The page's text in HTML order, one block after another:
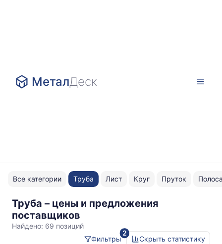
МеталДеск
Все категории Труба Лист Круг Пруток
Труба – цены и предложения
поставщиков
Ст3пс-5
Найдено: 69 позиций
2
Фильтры
Скрыть статистику